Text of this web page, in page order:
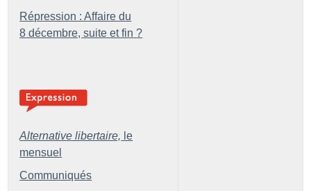
Répression : Affaire du
8 décembre, suite et fin ?
Alternative libertaire, le
mensuel
Communiqués